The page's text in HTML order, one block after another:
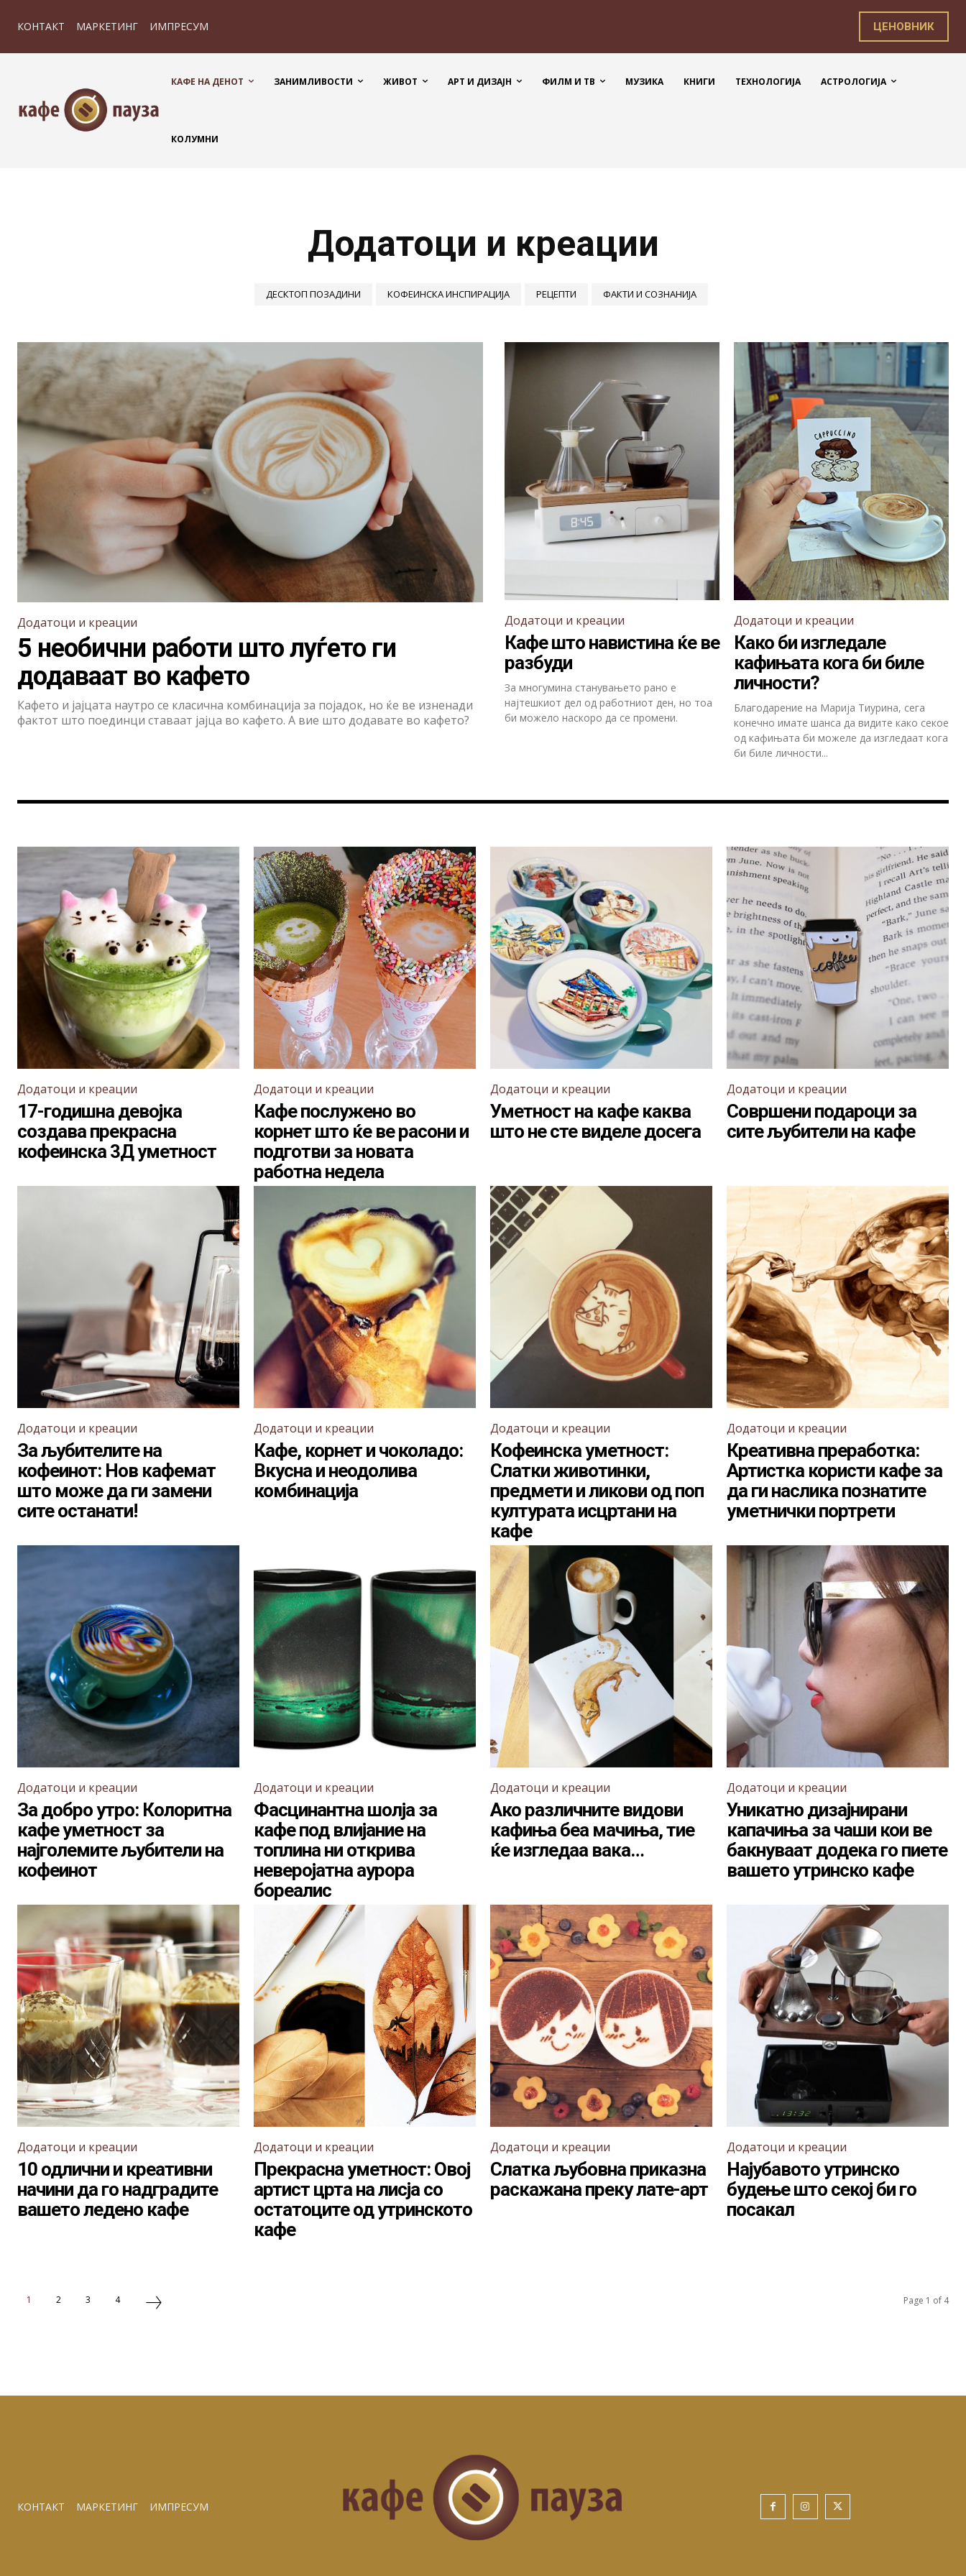
КОНТАКТ МАРКЕТИНГ ИМПРЕСУМ ЦЕНОВНИК
КАФЕ НА ДЕНОТ ЗАНИМЛИВОСТИ ЖИВОТ АРТ И ДИЗАЈН ФИЛМ И ТВ МУЗИКА КНИГИ ТЕХНОЛОГИЈА АСТРОЛОГИЈА
КОЛУМНИ
Додатоци и креации
ДЕСКТОП ПОЗАДИНИ КОФЕИНСКА ИНСПИРАЦИЈА РЕЦЕПТИ ФАКТИ И СОЗНАНИЈА
Додатоци и креации
5 необични работи што луѓето ги
додаваат во кафето
Кафето и јајцата наутро се класична комбинација за појадок, но ќе ве изненади
фактот што поединци ставаат јајца во кафето. А вие што додавате во кафето?
Додатоци и креации
Кафе што навистина ќе ве
разбуди
За многумина станувањето рано е
најтешкиот дел од работниот ден, но тоа
би можело наскоро да се промени.
Додатоци и креации
Како би изгледале
кафињата кога би биле
личности?
Благодарение на Марија Тиурина, сега
конечно имате шанса да видите како секое
од кафињата би можеле да изгледаат кога
би биле личности...
Додатоци и креации
17-годишна девојка
создава прекрасна
кофеинска 3Д уметност
Додатоци и креации
Кафе послужено во
корнет што ќе ве расони и
подготви за новата
работна недела
Додатоци и креации
Уметност на кафе каква
што не сте виделе досега
Додатоци и креации
Совршени подароци за
сите љубители на кафе
Додатоци и креации
За љубителите на
кофеинот: Нов кафемат
што може да ги замени
сите останати!
Додатоци и креации
Кафе, корнет и чоколадо:
Вкусна и неодолива
комбинација
Додатоци и креации
Кофеинска уметност:
Слатки животинки,
предмети и ликови од поп
културата исцртани на
кафе
Додатоци и креации
Креативна преработка:
Артистка користи кафе за
да ги наслика познатите
уметнички портрети
Додатоци и креации
За добро утро: Колоритна
кафе уметност за
најголемите љубители на
кофеинот
Додатоци и креации
Фасцинантна шолја за
кафе под влијание на
топлина ни открива
неверојатна аурора
бореалис
Додатоци и креации
Ако различните видови
кафиња беа мачиња, тие
ќе изгледаа вака…
Додатоци и креации
Уникатно дизајнирани
капачиња за чаши кои ве
бакнуваат додека го пиете
вашето утринско кафе
Додатоци и креации
10 одлични и креативни
начини да го надградите
вашето ледено кафе
Додатоци и креации
Прекрасна уметност: Овој
артист црта на лисја со
остатоците од утринското
кафе
Додатоци и креации
Слатка љубовна приказна
раскажана преку лате-арт
Додатоци и креации
Најубавото утринско
будење што секој би го
посакал
1 2 3 4 Page 1 of 4
КОНТАКТ МАРКЕТИНГ ИМПРЕСУМ